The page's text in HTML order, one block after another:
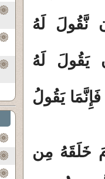
نَّقُولَ لَهُ
يَقُولَ لَهُ
يَقُولُ
خَلَقَهُ مِن